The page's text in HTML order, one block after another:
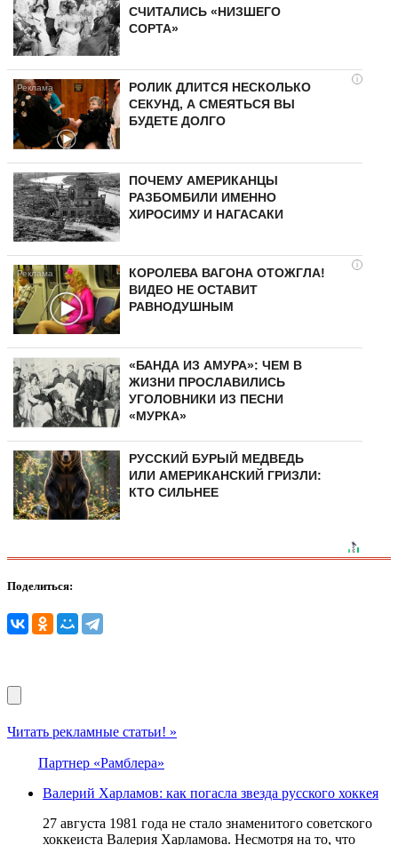
СЧИТАЛИСЬ «НИЗШЕГО
СОРТА»
i
РОЛИК ДЛИТСЯ НЕСКОЛЬКО
СЕКУНД, А СМЕЯТЬСЯ ВЫ
БУДЕТЕ ДОЛГО
ПОЧЕМУ АМЕРИКАНЦЫ
РАЗБОМБИЛИ ИМЕННО
ХИРОСИМУ И НАГАСАКИ
i
КОРОЛЕВА ВАГОНА ОТОЖГЛА!
ВИДЕО НЕ ОСТАВИТ
РАВНОДУШНЫМ
«БАНДА ИЗ АМУРА»: ЧЕМ В
ЖИЗНИ ПРОСЛАВИЛИСЬ
УГОЛОВНИКИ ИЗ ПЕСНИ
«МУРКА»
РУССКИЙ БУРЫЙ МЕДВЕДЬ
ИЛИ АМЕРИКАНСКИЙ ГРИЗЛИ:
КТО СИЛЬНЕЕ
Поделиться:
Читать рекламные статьи! »
Партнер «Рамблера»
Валерий Харламов: как погасла звезда русского хоккея
27 августа 1981 года не стало знаменитого советского
хоккеиста Валерия Харламова. Несмотря на то, что